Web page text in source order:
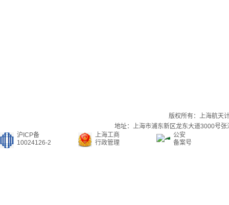
版权所有：上海航天
地址：上海市浦东新区龙东大道3000号
沪ICP备
10024126-2
上海工商
行政管理
公安
备案号